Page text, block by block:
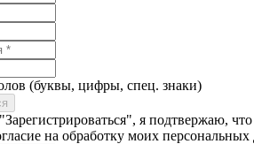
(буквы, цифры, спец. знаки)
я подтвержаю,
на обработку моих